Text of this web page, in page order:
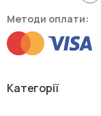
Методи оплати:
Категорії